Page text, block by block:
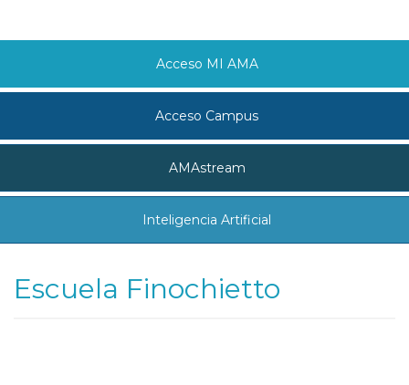
Acceso MI AMA
Acceso Campus
AMAstream
Inteligencia Artificial
Escuela Finochietto